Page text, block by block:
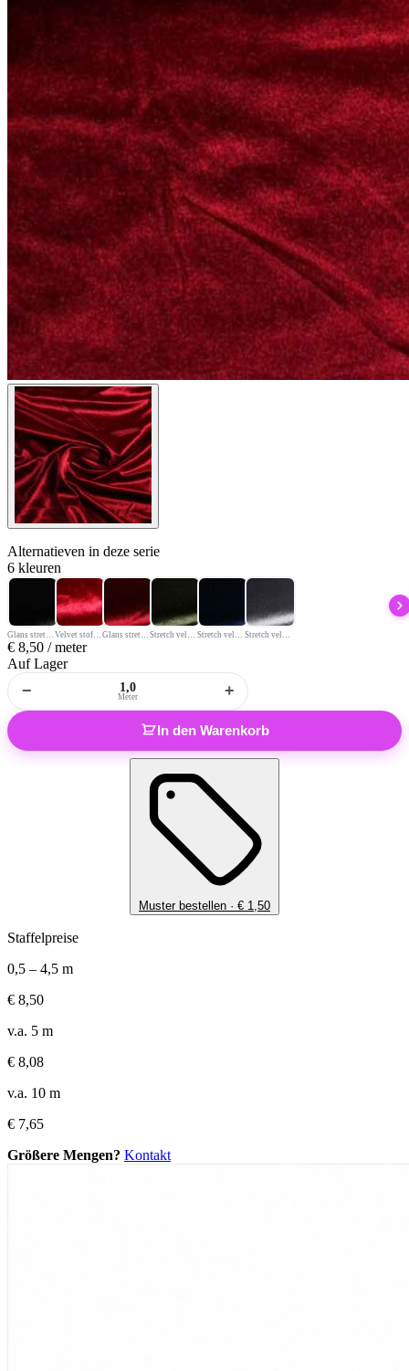
Alternatieven in deze serie
6 kleuren
€ 8,50 / meter
Auf Lager
− Meter +
In den Warenkorb
Muster bestellen · € 1,50
Staffelpreise
0,5 – 4,5 m
€ 8,50
v.a. 5 m
€ 8,08
v.a. 10 m
€ 7,65
Größere Mengen? Kontakt